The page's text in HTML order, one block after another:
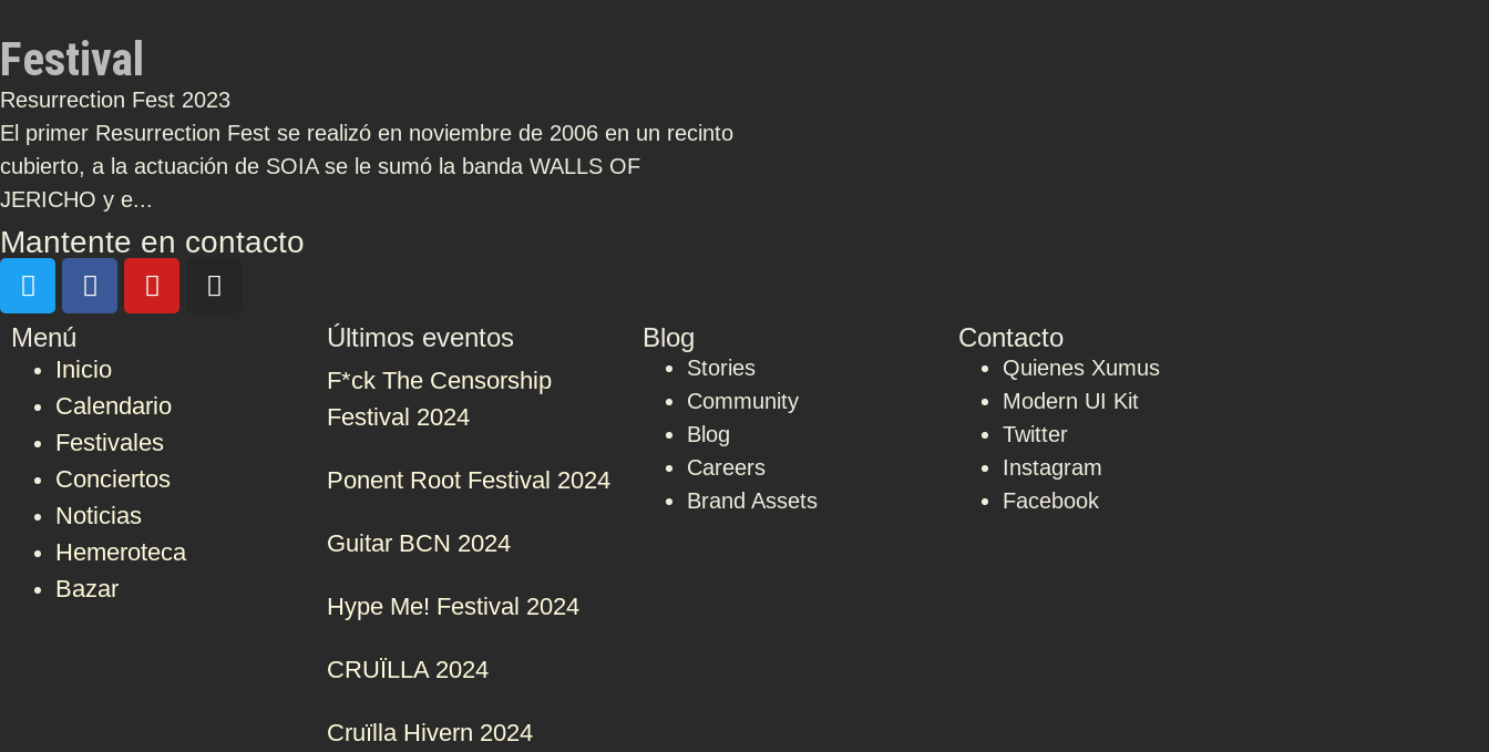
Festival
Resurrection Fest 2023
El primer Resurrection Fest se realizó en noviembre de 2006 en un recinto
cubierto, a la actuación de SOIA se le sumó la banda WALLS OF
JERICHO y e...
Mantente en contacto
Menú
Inicio
Calendario
Festivales
Conciertos
Noticias
Hemeroteca
Bazar
Últimos eventos
F*ck The Censorship
Festival 2024
Ponent Root Festival 2024
Guitar BCN 2024
Hype Me! Festival 2024
CRUÏLLA 2024
Cruïlla Hivern 2024
Blog
Stories
Community
Blog
Careers
Brand Assets
Contacto
Quienes Xumus
Modern UI Kit
Twitter
Instagram
Facebook